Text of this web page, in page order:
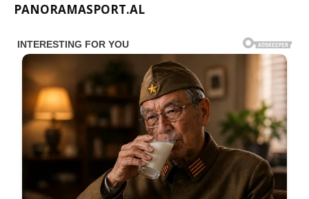
PANORAMASPORT.AL